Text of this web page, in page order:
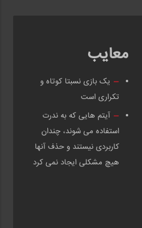
معایب
یک بازی نسبتا کوتاه و
تکراری است
آیتم هایی که به ندرت
استفاده می شوند، چندان
کاربردی نیستند و حذف آنها
هیچ مشکلی ایجاد نمی کرد